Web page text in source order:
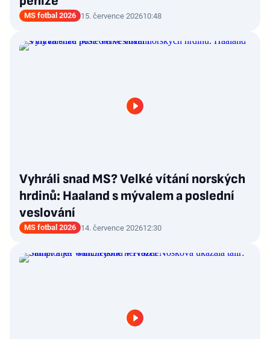
MS fotbal 2026 15. července 202610:48
Vyhráli snad MS? Velké vítání norských
hrdinů: Haaland s mývalem a poslední
veslování
MS fotbal 2026 14. července 202612:30